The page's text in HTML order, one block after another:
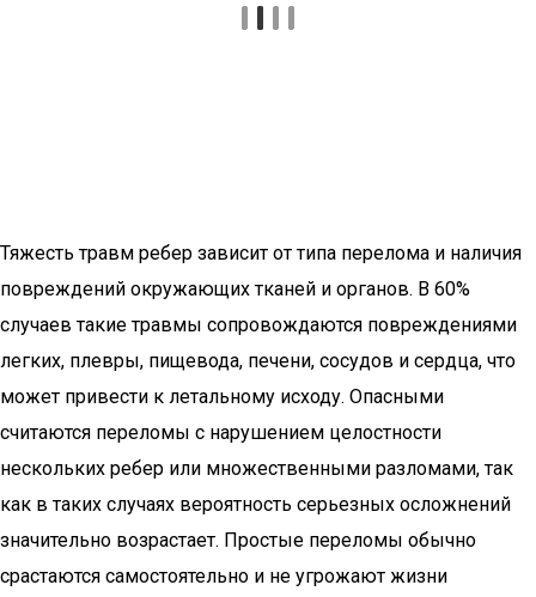
Тяжесть травм ребер зависит от типа перелома и наличия
повреждений окружающих тканей и органов. В 60%
случаев такие травмы сопровождаются повреждениями
легких, плевры, пищевода, печени, сосудов и сердца, что
может привести к летальному исходу. Опасными
считаются переломы с нарушением целостности
нескольких ребер или множественными разломами, так
как в таких случаях вероятность серьезных осложнений
значительно возрастает. Простые переломы обычно
срастаются самостоятельно и не угрожают жизни